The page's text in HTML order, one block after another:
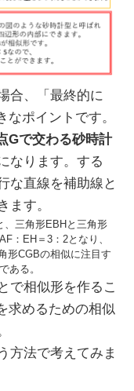
合、「最終的に
ポイントです。
Gで交わる砂時計
なります。する
な直線を補助線と
ます。
、三角形EBHと三角形
：EH＝3：2となり、
形CGBの相似に注目す
ある。
で相似形を作るこ
求めるための相似
方法で考えてみま